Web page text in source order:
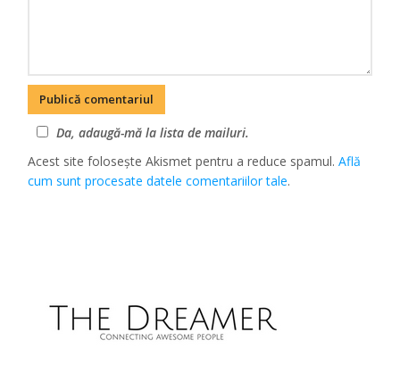
Da, adaugă-mă la lista de mailuri.
Acest site folosește Akismet pentru a reduce spamul.Află
cum sunt procesate datele comentariilor tale.